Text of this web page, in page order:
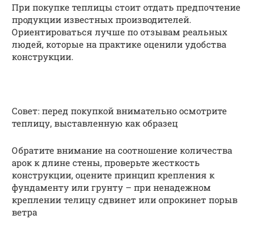
При покупке теплицы стоит отдать предпочтение
продукции известных производителей.
Ориентироваться лучше по отзывам реальных
людей, которые на практике оценили удобства
конструкции.
Совет: перед покупкой внимательно осмотрите
теплицу, выставленную как образец
Обратите внимание на соотношение количества
арок к длине стены, проверьте жесткость
конструкции, оцените принцип крепления к
фундаменту или грунту – при ненадежном
креплении телицу сдвинет или опрокинет порыв
ветра